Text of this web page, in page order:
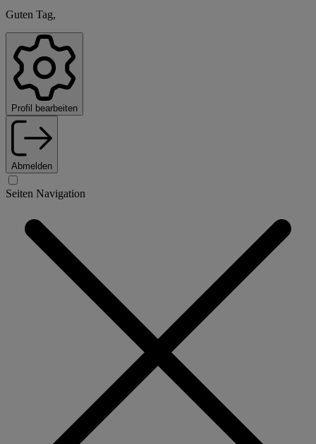
Guten Tag,
Profil bearbeiten
Abmelden
Seiten Navigation